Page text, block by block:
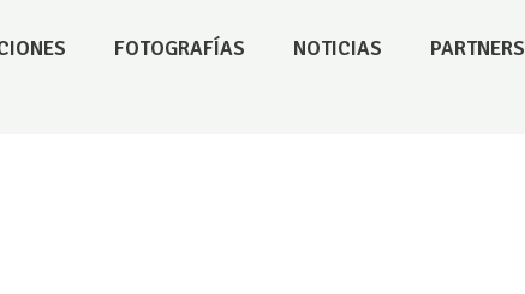
FOTOGRAFÍAS NOTICIAS PARTNERS